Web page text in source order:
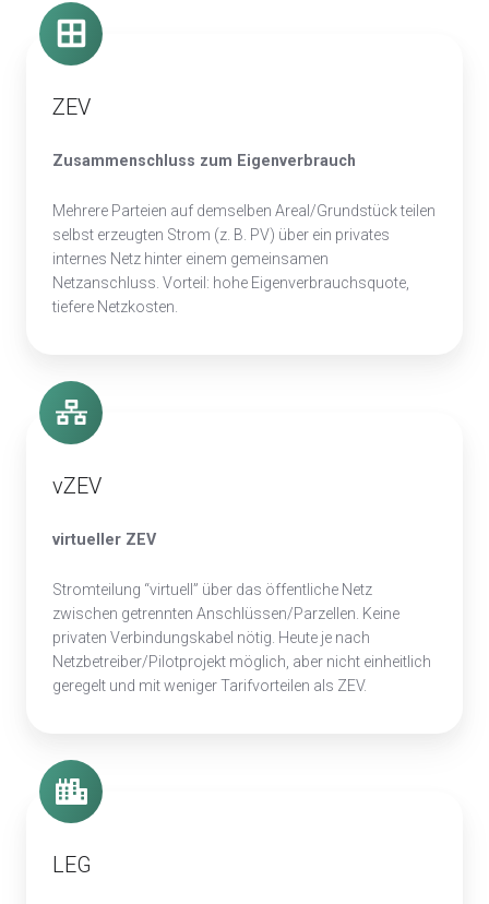
ZEV
Zusammenschluss zum Eigenverbrauch
Mehrere Parteien auf demselben Areal/Grundstück teilen
selbst erzeugten Strom (z. B. PV) über ein privates
internes Netz hinter einem gemeinsamen
Netzanschluss. Vorteil: hohe Eigenverbrauchsquote,
tiefere Netzkosten.
vZEV
virtueller ZEV
Stromteilung “virtuell” über das öffentliche Netz
zwischen getrennten Anschlüssen/Parzellen. Keine
privaten Verbindungskabel nötig. Heute je nach
Netzbetreiber/Pilotprojekt möglich, aber nicht einheitlich
geregelt und mit weniger Tarifvorteilen als ZEV.
LEG